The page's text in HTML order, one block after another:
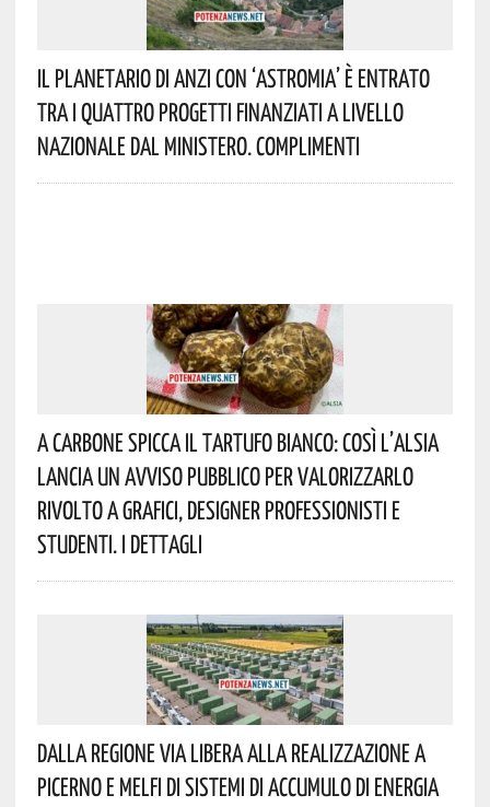
Il Planetario Di Anzi Con ‘Astromia’ È Entrato
Tra I Quattro Progetti Finanziati A Livello
Nazionale Dal Ministero. Complimenti
A Carbone Spicca Il Tartufo Bianco: Così L’Alsia
Lancia Un Avviso Pubblico Per Valorizzarlo
Rivolto A Grafici, Designer Professionisti E
Studenti. I Dettagli
Dalla Regione Via Libera Alla Realizzazione A
Picerno E Melfi Di Sistemi Di Accumulo Di Energia